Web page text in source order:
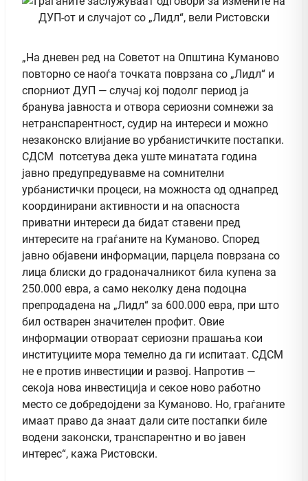
„На дневен ред на Советот на Општина Куманово
повторно се наоѓа точката поврзана со „Лидл“ и
спорниот ДУП — случај кој подолг период ја
бранува јавноста и отвора сериозни сомнежи за
нетранспарентност, судир на интереси и можно
незаконско влијание во урбанистичките постапки.
СДСМ потсетува дека уште минатата година
јавно предупредувавме на сомнителни
урбанистички процеси, на можноста од однапред
координирани активности и на опасноста
приватни интереси да бидат ставени пред
интересите на граѓаните на Куманово. Според
јавно објавени информации, парцела поврзана со
лица блиски до градоначалникот била купена за
250.000 евра, а само неколку дена подоцна
препродадена на „Лидл“ за 600.000 евра, при што
бил остварен значителен профит. Овие
информации отвораат сериозни прашања кои
институциите мора темелно да ги испитаат. СДСМ
не е против инвестиции и развој. Напротив —
секоја нова инвестиција и секое ново работно
место се добредојдени за Куманово. Но, граѓаните
имаат право да знаат дали сите постапки биле
водени законски, транспарентно и во јавен
интерес“, кажа Ристовски.